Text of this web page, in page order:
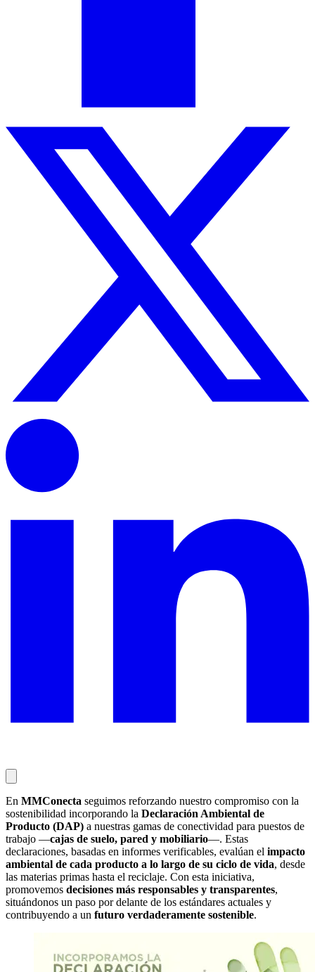
En MMConecta seguimos reforzando nuestro compromiso con la
sostenibilidad incorporando la Declaración Ambiental de
Producto (DAP) a nuestras gamas de conectividad para puestos de
trabajo —cajas de suelo, pared y mobiliario—. Estas
declaraciones, basadas en informes verificables, evalúan el impacto
ambiental de cada producto a lo largo de su ciclo de vida, desde
las materias primas hasta el reciclaje. Con esta iniciativa,
promovemos decisiones más responsables y transparentes,
situándonos un paso por delante de los estándares actuales y
contribuyendo a un futuro verdaderamente sostenible.